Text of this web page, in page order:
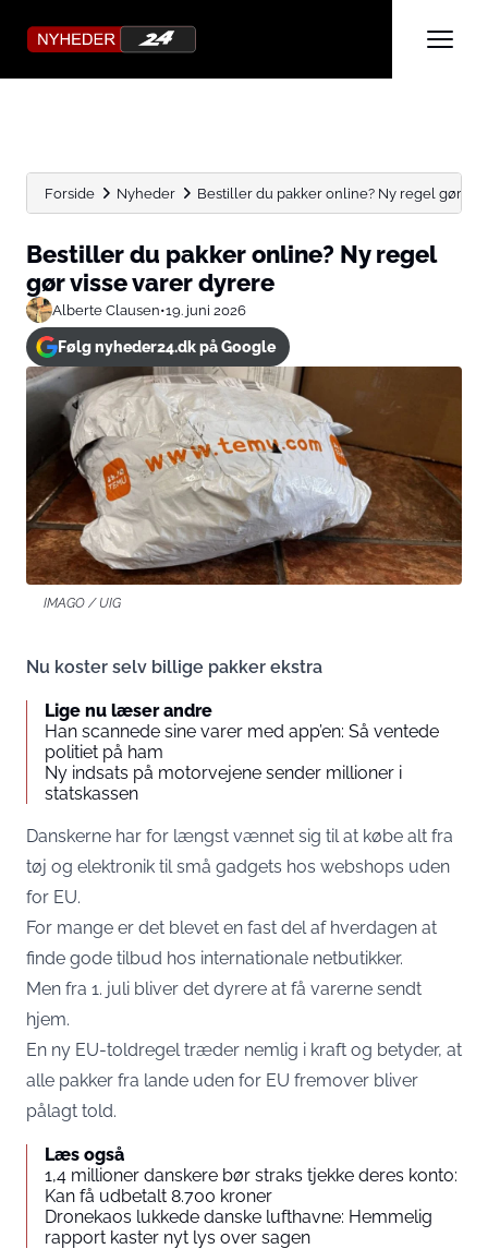
Forside Nyheder Bestiller du pakker online? Ny regel gør
Bestiller du pakker online? Ny regel
gør visse varer dyrere
Alberte Clausen•19. juni 2026
Følg nyheder24.dk på Google
IMAGO / UIG
Nu koster selv billige pakker ekstra
Lige nu læser andre
Han scannede sine varer med app’en: Så ventede
politiet på ham
Ny indsats på motorvejene sender millioner i
statskassen
Danskerne har for længst vænnet sig til at købe alt fra
tøj og elektronik til små gadgets hos webshops uden
for EU.
For mange er det blevet en fast del af hverdagen at
finde gode tilbud hos internationale netbutikker.
Men fra 1. juli bliver det dyrere at få varerne sendt
hjem.
En ny EU-toldregel træder nemlig i kraft og betyder, at
alle pakker fra lande uden for EU fremover bliver
pålagt told.
Læs også
1,4 millioner danskere bør straks tjekke deres konto:
Kan få udbetalt 8.700 kroner
Dronekaos lukkede danske lufthavne: Hemmelig
rapport kaster nyt lys over sagen